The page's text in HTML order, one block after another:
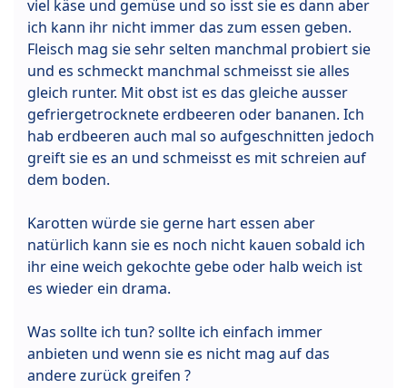
viel käse und gemüse und so isst sie es dann aber
ich kann ihr nicht immer das zum essen geben.
Fleisch mag sie sehr selten manchmal probiert sie
und es schmeckt manchmal schmeisst sie alles
gleich runter. Mit obst ist es das gleiche ausser
gefriergetrocknete erdbeeren oder bananen. Ich
hab erdbeeren auch mal so aufgeschnitten jedoch
greift sie es an und schmeisst es mit schreien auf
dem boden.
Karotten würde sie gerne hart essen aber
natürlich kann sie es noch nicht kauen sobald ich
ihr eine weich gekochte gebe oder halb weich ist
es wieder ein drama.
Was sollte ich tun? sollte ich einfach immer
anbieten und wenn sie es nicht mag auf das
andere zurück greifen ?